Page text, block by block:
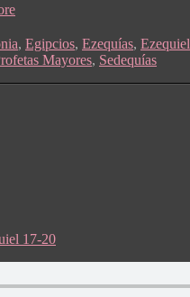
, Egipcios, Ezequías, Ezequiel
Mayores, Sedequías
17-20